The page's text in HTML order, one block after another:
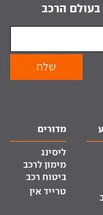
הרכב
מדורים
ליסינג
מימון לרכב
ביטוח רכב
טרייד אין